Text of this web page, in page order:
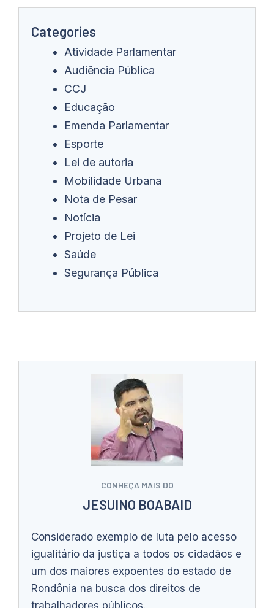
Categories
Atividade Parlamentar
Audiência Pública
CCJ
Educação
Emenda Parlamentar
Esporte
Lei de autoria
Mobilidade Urbana
Nota de Pesar
Notícia
Projeto de Lei
Saúde
Segurança Pública
CONHEÇA MAIS DO
JESUINO BOABAID
Considerado exemplo de luta pelo acesso
igualitário da justiça a todos os cidadãos e
um dos maiores expoentes do estado de
Rondônia na busca dos direitos de